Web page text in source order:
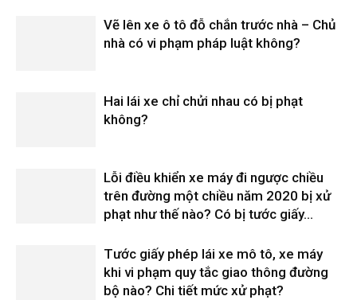
Vẽ lên xe ô tô đỗ chắn trước nhà – Chủ
nhà có vi phạm pháp luật không?
Hai lái xe chỉ chửi nhau có bị phạt
không?
Lỗi điều khiển xe máy đi ngược chiều
trên đường một chiều năm 2020 bị xử
phạt như thế nào? Có bị tước giấy...
Tước giấy phép lái xe mô tô, xe máy
khi vi phạm quy tắc giao thông đường
bộ nào? Chi tiết mức xử phạt?